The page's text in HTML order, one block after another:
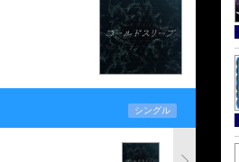
シングル